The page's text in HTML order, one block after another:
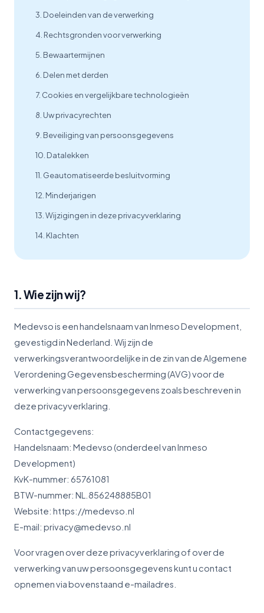
3. Doeleinden van de verwerking
4. Rechtsgronden voor verwerking
5. Bewaartermijnen
6. Delen met derden
7. Cookies en vergelijkbare technologieën
8. Uw privacyrechten
9. Beveiliging van persoonsgegevens
10. Datalekken
11. Geautomatiseerde besluitvorming
12. Minderjarigen
13. Wijzigingen in deze privacyverklaring
14. Klachten
1. Wie zijn wij?
Medevso is een handelsnaam van Inmeso Development,
gevestigd in Nederland. Wij zijn de
verwerkingsverantwoordelijke in de zin van de Algemene
Verordening Gegevensbescherming (AVG) voor de
verwerking van persoonsgegevens zoals beschreven in
deze privacyverklaring.
Contactgegevens:
Handelsnaam: Medevso (onderdeel van Inmeso
Development)
KvK-nummer: 65761081
BTW-nummer: NL.856248885B01
Website: https://medevso.nl
E-mail: privacy@medevso.nl
Voor vragen over deze privacyverklaring of over de
verwerking van uw persoonsgegevens kunt u contact
opnemen via bovenstaand e-mailadres.